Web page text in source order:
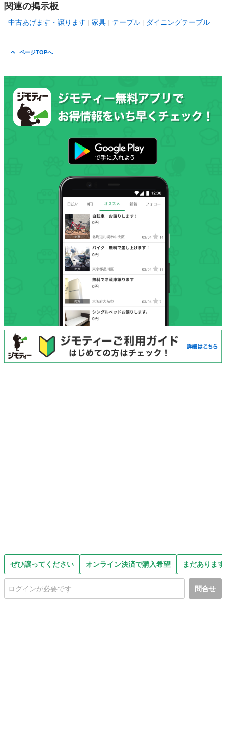
ぜひ譲ってください オンライン決済で購入希望 まだありま
問合せ
関連の掲示板
中古あげます・譲ります 家具 テーブル ダイニングテーブル
ページTOPへ